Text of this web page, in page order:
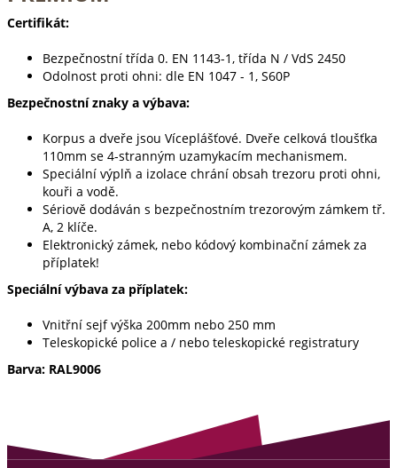
Certifikát:
Bezpečnostní třída 0. EN 1143-1, třída N / VdS 2450
Odolnost proti ohni: dle EN 1047 - 1, S60P
Bezpečnostní znaky a výbava:
Korpus a dveře jsou Víceplášťové. Dveře celková tloušťka
110mm se 4-stranným uzamykacím mechanismem.
Speciální výplň a izolace chrání obsah trezoru proti ohni,
kouři a vodě.
Sériově dodáván s bezpečnostním trezorovým zámkem tř.
A, 2 klíče.
Elektronický zámek, nebo kódový kombinační zámek za
příplatek!
Speciální výbava za příplatek:
Vnitřní sejf výška 200mm nebo 250 mm
Teleskopické police a / nebo teleskopické registratury
Barva: RAL9006